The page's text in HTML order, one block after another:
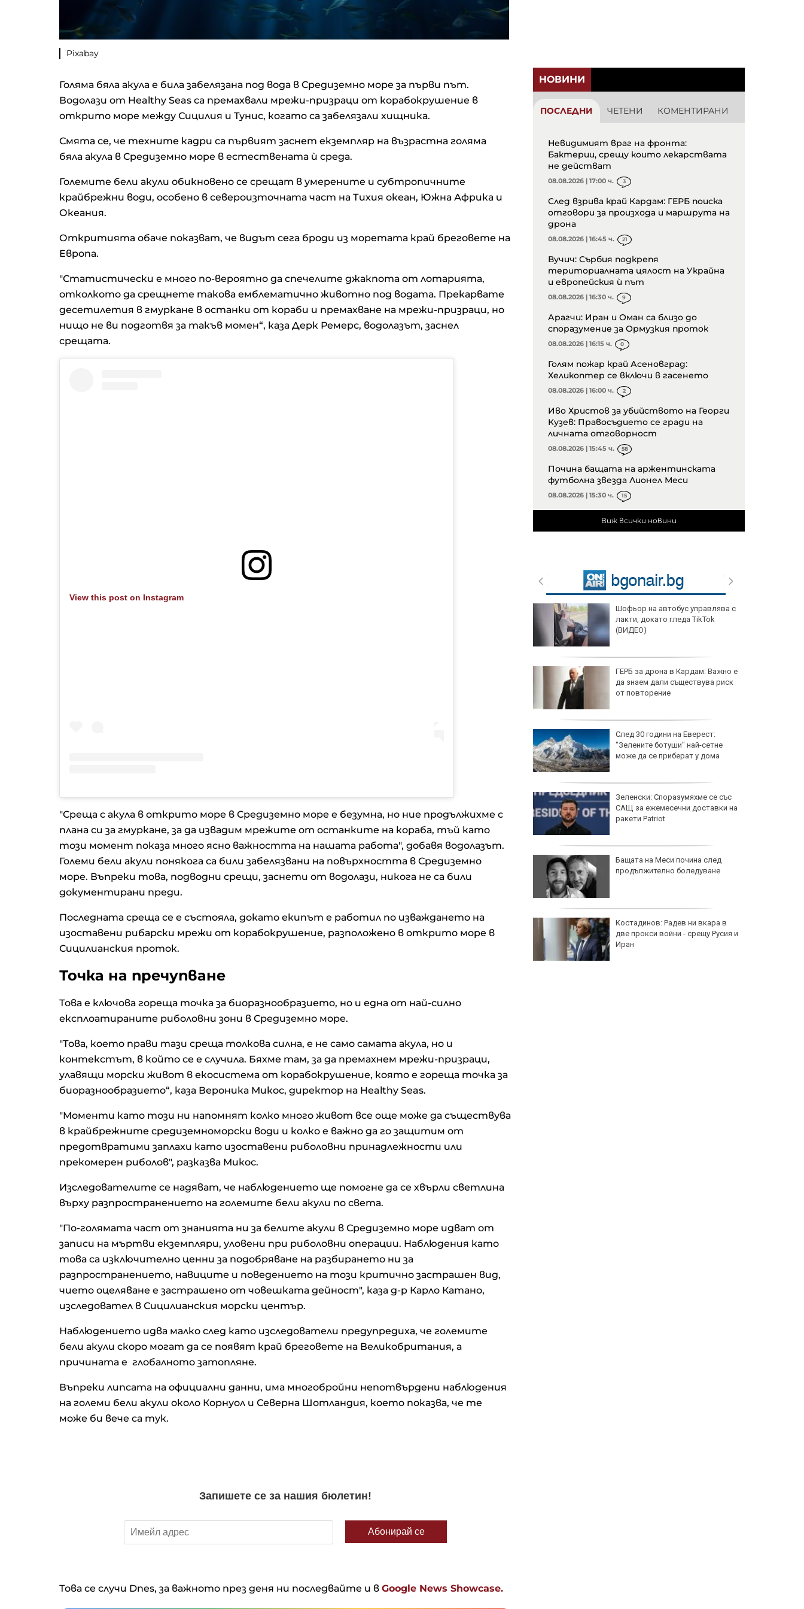
Pixabay
Голяма бяла акула е била забелязана под вода в Средиземно море за първи път.
Водолази от Healthy Seas са премахвали мрежи-призраци от корабокрушение в
открито море между Сицилия и Тунис, когато са забелязали хищника.
Смята се, че техните кадри са първият заснет екземпляр на възрастна голяма
бяла акула в Средиземно море в естествената ѝ среда.
Големите бели акули обикновено се срещат в умерените и субтропичните
крайбрежни води, особено в североизточната част на Тихия океан, Южна Африка и
Океания.
Откритията обаче показват, че видът сега броди из моретата край бреговете на
Европа.
"Статистически е много по-вероятно да спечелите джакпота от лотарията,
отколкото да срещнете такова емблематично животно под водата. Прекарвате
десетилетия в гмуркане в останки от кораби и премахване на мрежи-призраци, но
нищо не ви подготвя за такъв момен“, каза Дерк Ремерс, водолазът, заснел
срещата.
View this post on Instagram
"Среща с акула в открито море в Средиземно море е безумна, но ние продължихме с
плана си за гмуркане, за да извадим мрежите от останките на кораба, тъй като
този момент показа много ясно важността на нашата работа", добавя водолазът.
Големи бели акули понякога са били забелязвани на повърхността в Средиземно
море. Въпреки това, подводни срещи, заснети от водолази, никога не са били
документирани преди.
Последната среща се е състояла, докато екипът е работил по изваждането на
изоставени рибарски мрежи от корабокрушение, разположено в открито море в
Сицилианския проток.
Точка на пречупване
Това е ключова гореща точка за биоразнообразието, но и една от най-силно
експлоатираните риболовни зони в Средиземно море.
"Това, което прави тази среща толкова силна, е не само самата акула, но и
контекстът, в който се е случила. Бяхме там, за да премахнем мрежи-призраци,
улавящи морски живот в екосистема от корабокрушение, която е гореща точка за
биоразнообразието“, каза Вероника Микос, директор на Healthy Seas.
"Моменти като този ни напомнят колко много живот все още може да съществува
в крайбрежните средиземноморски води и колко е важно да го защитим от
предотвратими заплахи като изоставени риболовни принадлежности или
прекомерен риболов", разказва Микос.
Изследователите се надяват, че наблюдението ще помогне да се хвърли светлина
върху разпространението на големите бели акули по света.
"По-голямата част от знанията ни за белите акули в Средиземно море идват от
записи на мъртви екземпляри, уловени при риболовни операции. Наблюдения като
това са изключително ценни за подобряване на разбирането ни за
разпространението, навиците и поведението на този критично застрашен вид,
чието оцеляване е застрашено от човешката дейност", каза д-р Карло Катано,
изследовател в Сицилианския морски център.
Наблюдението идва малко след като изследователи предупредиха, че големите
бели акули скоро могат да се появят край бреговете на Великобритания, а
причината е глобалното затопляне.
Въпреки липсата на официални данни, има многобройни непотвърдени наблюдения
на големи бели акули около Корнуол и Северна Шотландия, което показва, че те
може би вече са тук.
Това се случи Dnes, за важното през деня ни последвайте и в Google News Showcase.
НОВИНИ
ПОСЛЕДНИ ЧЕТЕНИ КОМЕНТИРАНИ
Невидимият враг на фронта:
Бактерии, срещу които лекарствата
не действат
08.08.2026 | 17:00 ч. 3
След взрива край Кардам: ГЕРБ поиска
отговори за произхода и маршрута на
дрона
08.08.2026 | 16:45 ч. 21
Вучич: Сърбия подкрепя
териториалната цялост на Украйна
и европейския ѝ път
08.08.2026 | 16:30 ч. 9
Арагчи: Иран и Оман са близо до
споразумение за Ормузкия проток
08.08.2026 | 16:15 ч. 0
Голям пожар край Асеновград:
Хеликоптер се включи в гасенето
08.08.2026 | 16:00 ч. 2
Иво Христов за убийството на Георги
Кузев: Правосъдието се гради на
личната отговорност
08.08.2026 | 15:45 ч. 58
Почина бащата на аржентинската
футболна звезда Лионел Меси
08.08.2026 | 15:30 ч. 15
Виж всички новини
Финландия разработи пясъчна
редкоземни елементи
Страните в Прибалтика се
трансформират от жертви на
съветския режим в технологични
Турция ограничава
корабоплаването в Черно море
Шофьор на автобус управлява с
лакти, докато гледа TikTok
(ВИДЕО)
ГЕРБ за дрона в Кардам: Важно е
да знаем дали съществува риск
от повторение
След 30 години на Еверест:
"Зелените ботуши" най-сетне
може да се приберат у дома
Зеленски: Споразумяхме се със
САЩ за ежемесечни доставки на
ракети Patriot
Бащата на Меси почина след
продължително боледуване
Костадинов: Радев ни вкара в
две прокси войни - срещу Русия и
Иран